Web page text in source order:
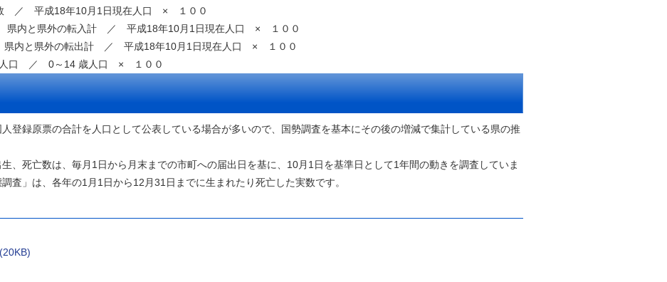
／ 平成18年10月1日現在人口 × １００
内と県外の転入計 ／ 平成18年10月1日現在人口 × １００
内と県外の転出計 ／ 平成18年10月1日現在人口 × １００
口 ／ 0～14 歳人口 × １００
登録原票の合計を人口として公表している場合が多いので、国勢調査を基本にその後の増減で集計している県の推
、死亡数は、毎月1日から月末までの市町への届出日を基に、10月1日を基準日として1年間の動きを調査していま
査」は、各年の1月1日から12月31日までに生まれたり死亡した実数です。